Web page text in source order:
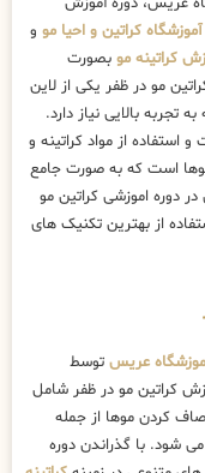
آموزشگاه کراتین و احیا مو و
کراتینه مو بصورت
مو در ظفر یکی از لاین
بالایی نیاز دارد.
از مواد کراتینه و
موها است که به صورت جامع
دوره اموزشی کراتین مو
از بهترین تکنیک های
عریس توسط
کراتین مو در ظفر شامل
کردن موها از جمله
شود. با گذراندن دوره